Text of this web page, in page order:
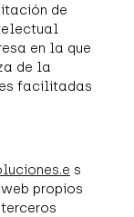
de
en la que
de la
facilitadas
s
propios